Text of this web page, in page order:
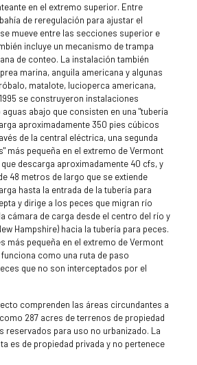
en el extremo superior. Entre
de reregulación para ajustar el
mueve entre las secciones superior e
incluye un mecanismo de trampa
de conteo. La instalación también
marina, anguila americana y algunas
matalote, lucioperca americana,
se construyeron instalaciones
abajo que consisten en una "tubería
aproximadamente 350 pies cúbicos
de la central eléctrica, una segunda
más pequeña en el extremo de Vermont
descarga aproximadamente 40 cfs, y
48 metros de largo que se extiende
hasta la entrada de la tubería para
y dirige a los peces que migran río
cámara de carga desde el centro del río y
Hampshire) hacia la tubería para peces.
más pequeña en el extremo de Vermont
como una ruta de paso
que no son interceptados por el
comprenden las áreas circundantes a
287 acres de terrenos de propiedad
reservados para uso no urbanizado. La
es de propiedad privada y no pertenece